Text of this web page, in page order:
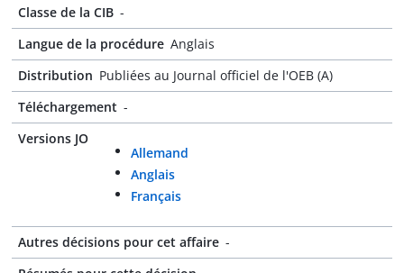
Classe de la CIB -
Langue de la procédure Anglais
Distribution Publiées au Journal officiel de l'OEB (A)
Téléchargement -
Versions JO
Allemand
Anglais
Français
Autres décisions pour cet affaire -